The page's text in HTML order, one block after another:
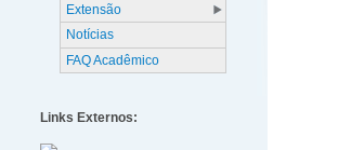
Extensão
Notícias
FAQ Acadêmico
Links Externos: